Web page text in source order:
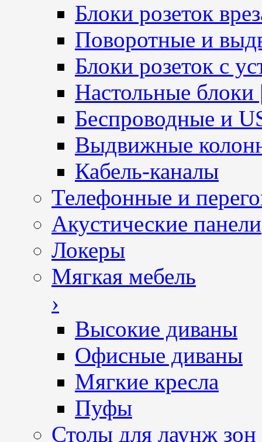
Блоки розеток
Поворотные и
Блоки розеток с
Настольные блоки
Беспроводные и
Выдвижные
Кабель-каналы
Телефонные и
Акустические панели
Локеры
Мягкая мебель
›
Высокие диваны
Офисные диваны
Мягкие кресла
Пуфы
Столы для лаунж зон